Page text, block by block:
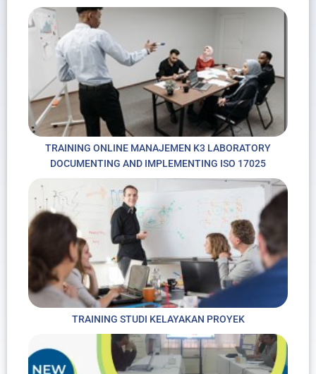
TRAINING ONLINE MANAJEMEN K3 LABORATORY
DOCUMENTING AND IMPLEMENTING ISO 17025
TRAINING STUDI KELAYAKAN PROYEK